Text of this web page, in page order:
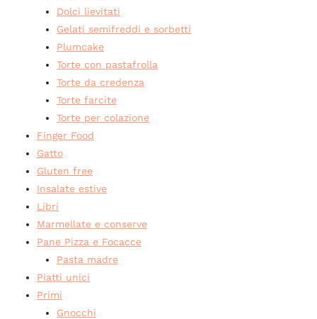
Dolci lievitati
Gelati semifreddi e sorbetti
Plumcake
Torte con pastafrolla
Torte da credenza
Torte farcite
Torte per colazione
Finger Food
Gatto
Gluten free
Insalate estive
Libri
Marmellate e conserve
Pane Pizza e Focacce
Pasta madre
Piatti unici
Primi
Gnocchi